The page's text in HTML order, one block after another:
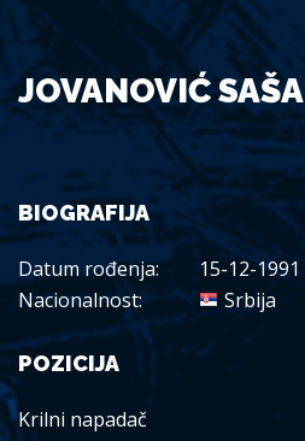
JOVANOVIĆ SAŠA
BIOGRAFIJA
Datum rođenja:
15-12-1991
Nacionalnost:
Srbija
POZICIJA
Krilni napadač